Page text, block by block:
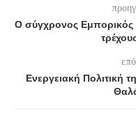
Ο σύγχρονος
Ενεργειακή Πολιτική